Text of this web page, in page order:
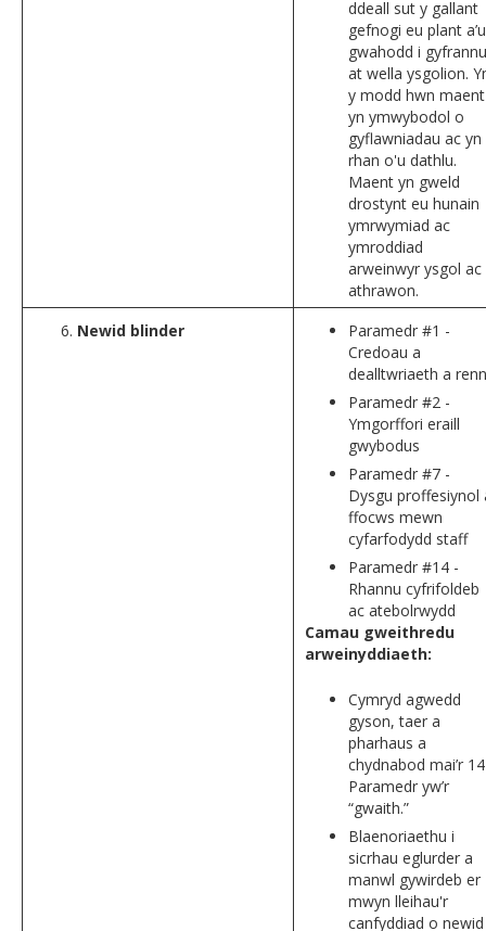
ddeall sut y gallant
gefnogi eu plant a’u
gwahodd i gyfrannu
at wella ysgolion.
y modd hwn maent
yn ymwybodol o
gyflawniadau ac yn
rhan o'u dathlu.
Maent yn gweld
drostynt eu hunain
ymrwymiad ac
ymroddiad
arweinwyr ysgol ac
athrawon.
Newid blinder
Paramedr #1 -
Credoau a
dealltwriaeth a
Paramedr #2 -
Ymgorffori eraill
gwybodus
Paramedr #7 -
Dysgu proffesiynol
ffocws mewn
cyfarfodydd staff
Paramedr #14 -
Rhannu cyfrifoldeb
ac atebolrwydd
Camau gweithredu
arweinyddiaeth:
Cymryd agwedd
gyson, taer a
pharhaus a
chydnabod mai’r 14
Paramedr yw’r
“gwaith.”
Blaenoriaethu i
sicrhau eglurder a
manwl gywirdeb er
mwyn lleihau'r
canfyddiad o newid